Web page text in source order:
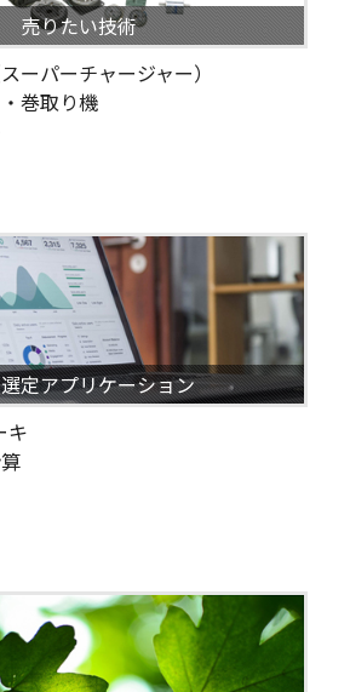
売りたい技術
ーパーチャージャー）
巻取り機
定アプリケーション
キ